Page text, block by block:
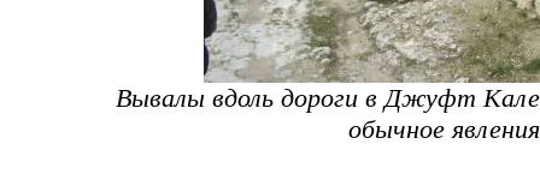
Вывалы вдоль дороги в Джуфт Кале
обычное явления